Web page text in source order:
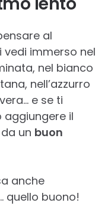
al
immerso nel
nel bianco
nell’azzurro
e se ti
il
un buon
anche
quello buono!